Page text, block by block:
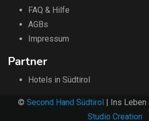
FAQ & Hilfe
AGBs
Impressum
Partner
Hotels in Südtirol
© Second Hand Südtirol | Ins Leben
Studio Creation